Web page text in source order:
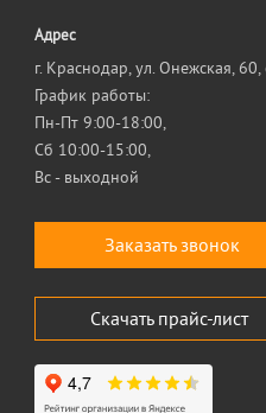
Адрес
г. Краснодар, ул. Онежская,
График работы:
Пн-Пт 9:00-18:00,
Сб 10:00-15:00,
Вс - выходной
Заказать звонок
Скачать прайс-лист